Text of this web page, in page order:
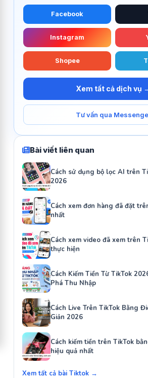
Facebook
Instagram
Shopee
Xem tất cả dịch vụ
Tư vấn qua
Bài viết liên quan
Cách sử dụng bộ lọc AI trên
2026
Cách xem đơn hàng đã đặt
nhất
Cách xem video đã xem trên
thực hiện
Cách Kiếm Tiền Từ TikTok
Phá Thu Nhập
Cách Live Trên TikTok Bằng
Giản 2026
Cách kiếm tiền trên TikTok
hiệu quả nhất
Xem tất cả bài Tiktok →